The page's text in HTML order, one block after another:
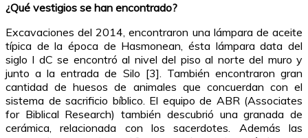
¿Qué vestigios se han encontrado?
Excavaciones del 2014, encontraron una lámpara de aceite
típica de la época de Hasmonean, ésta lámpara data del
siglo I dC se encontró al nivel del piso al norte del muro y
junto a la entrada de Silo [3]. También encontraron gran
cantidad de huesos de animales que concuerdan con el
sistema de sacrificio bíblico. El equipo de ABR (Associates
for Biblical Research) también descubrió una granada de
cerámica, relacionada con los sacerdotes. Además las